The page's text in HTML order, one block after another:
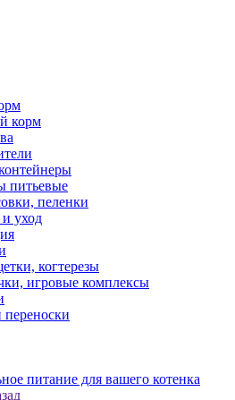
корм
питьевые
пеленки
уход
когтерезы
игровые комплексы
питание для вашего котенка